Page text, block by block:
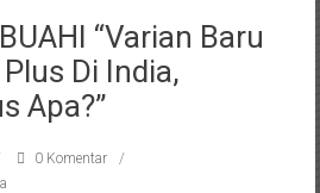
“Varian Baru
Di India,
Apa?”
0 Komentar